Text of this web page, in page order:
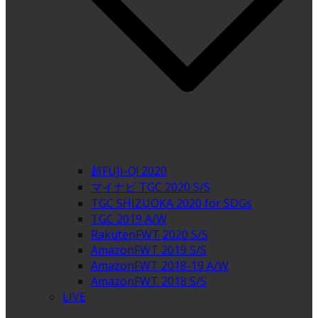
超FUJI-Q! 2020
マイナビ TGC 2020 S/S
TGC SHIZUOKA 2020 for SDGs
TGC 2019 A/W
RakutenFWT 2020 S/S
AmazonFWT 2019 S/S
AmazonFWT 2018-19 A/W
AmazonFWT 2018 S/S
LIVE